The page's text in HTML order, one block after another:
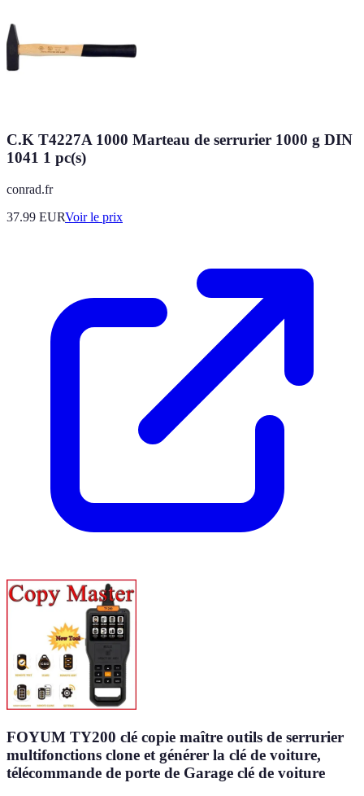
C.K T4227A 1000 Marteau de serrurier 1000 g DIN
1041 1 pc(s)
conrad.fr
37.99 EURVoir le prix
FOYUM TY200 clé copie maître outils de serrurier
multifonctions clone et générer la clé de voiture,
télécommande de porte de Garage clé de voiture